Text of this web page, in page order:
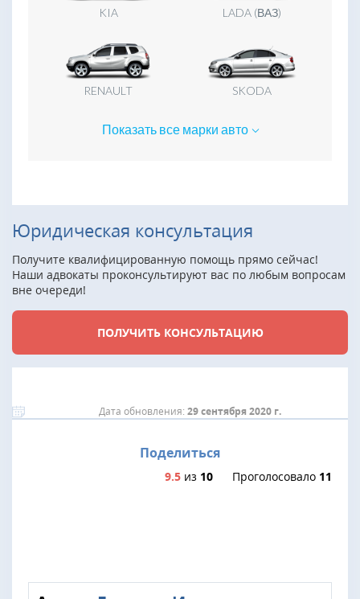
Юридическая консультация
Получите квалифицированную помощь прямо сейчас!
Наши адвокаты проконсультируют вас по любым вопросам
вне очереди!
ПОЛУЧИТЬ КОНСУЛЬТАЦИЮ
Дата обновления: 29 сентября 2020 г.
Поделиться
9.5 из 10 Проголосовало 11